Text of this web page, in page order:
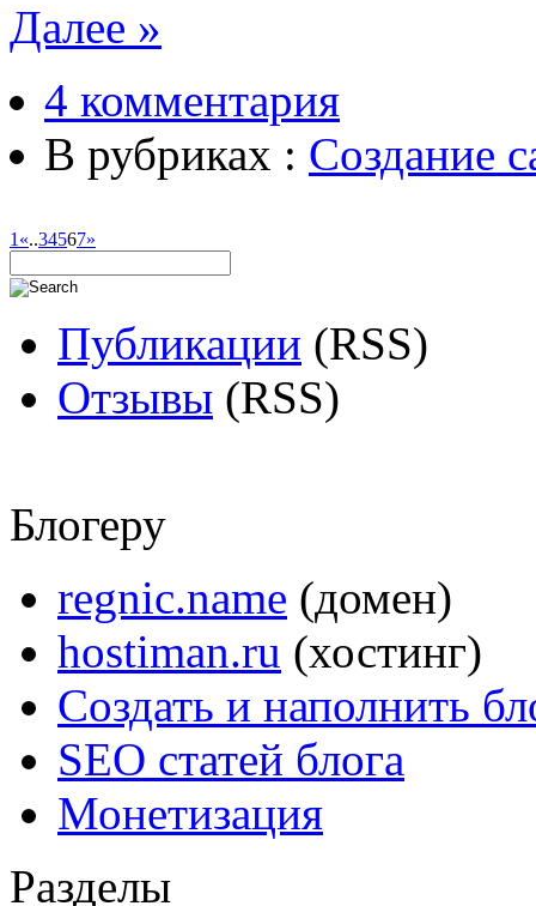
Далее »
4 комментария
В рубриках : Создание
1 «..34567»
Публикации (RSS)
Отзывы (RSS)
Блогеру
regnic.name (домен)
hostiman.ru (хостинг)
Создать и наполнить
SEO статей блога
Монетизация
Разделы